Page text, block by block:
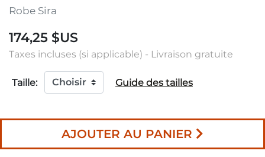
Robe Sira
174,25 $US
Taxes incluses (si applicable) - Livraison gratuite
Taille: Guide des tailles
AJOUTER AU PANIER